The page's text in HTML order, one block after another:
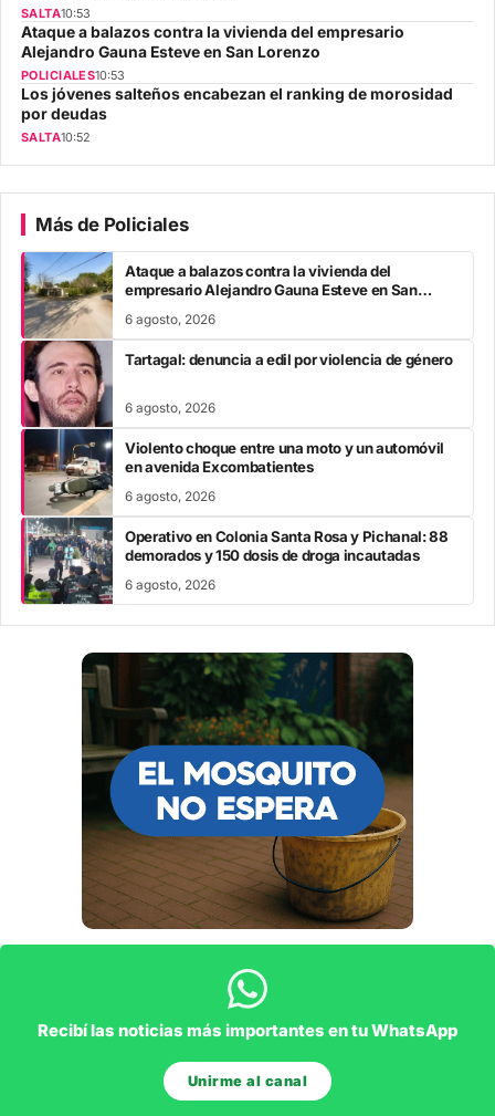
SALTA10:53
Ataque a balazos contra la vivienda del empresario
Alejandro Gauna Esteve en San Lorenzo
POLICIALES10:53
Los jóvenes salteños encabezan el ranking de morosidad
por deudas
SALTA10:52
Más de Policiales
Ataque a balazos contra la vivienda del
empresario Alejandro Gauna Esteve en San
6 agosto, 2026
Tartagal: denuncia a edil por violencia de género
6 agosto, 2026
Violento choque entre una moto y un automóvil
en avenida Excombatientes
6 agosto, 2026
Operativo en Colonia Santa Rosa y Pichanal: 88
demorados y 150 dosis de droga incautadas
6 agosto, 2026
Recibí las noticias más importantes en tu WhatsApp
Unirme al canal